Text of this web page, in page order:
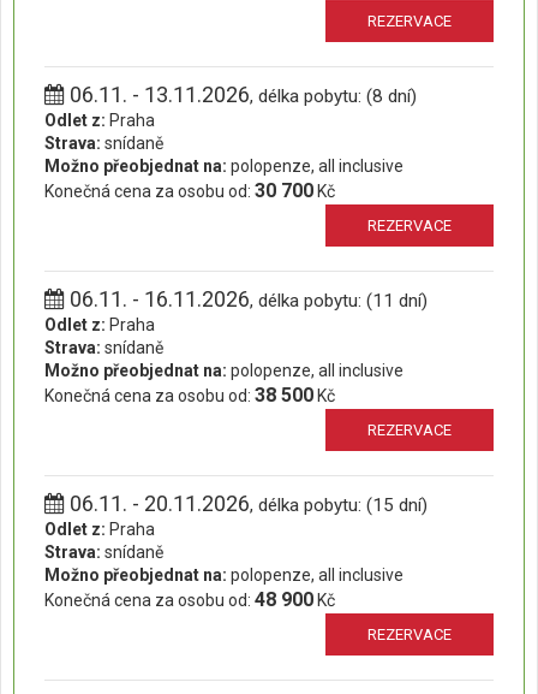
REZERVACE
06.11. - 13.11.2026, délka pobytu: (8 dní)
Odlet z: Praha
Strava: snídaně
Možno přeobjednat na: polopenze, all inclusive
Konečná cena za osobu od: 30 700 Kč
REZERVACE
06.11. - 16.11.2026, délka pobytu: (11 dní)
Odlet z: Praha
Strava: snídaně
Možno přeobjednat na: polopenze, all inclusive
Konečná cena za osobu od: 38 500 Kč
REZERVACE
06.11. - 20.11.2026, délka pobytu: (15 dní)
Odlet z: Praha
Strava: snídaně
Možno přeobjednat na: polopenze, all inclusive
Konečná cena za osobu od: 48 900 Kč
REZERVACE